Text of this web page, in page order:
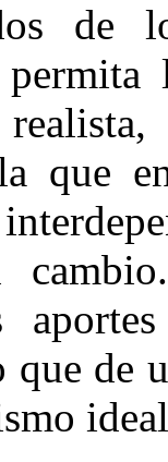
de
que
de